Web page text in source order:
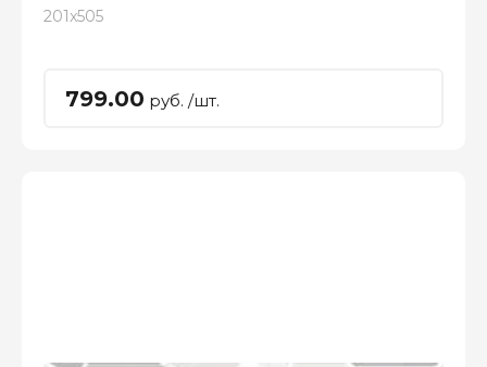
201x505
799.00 руб. /шт.